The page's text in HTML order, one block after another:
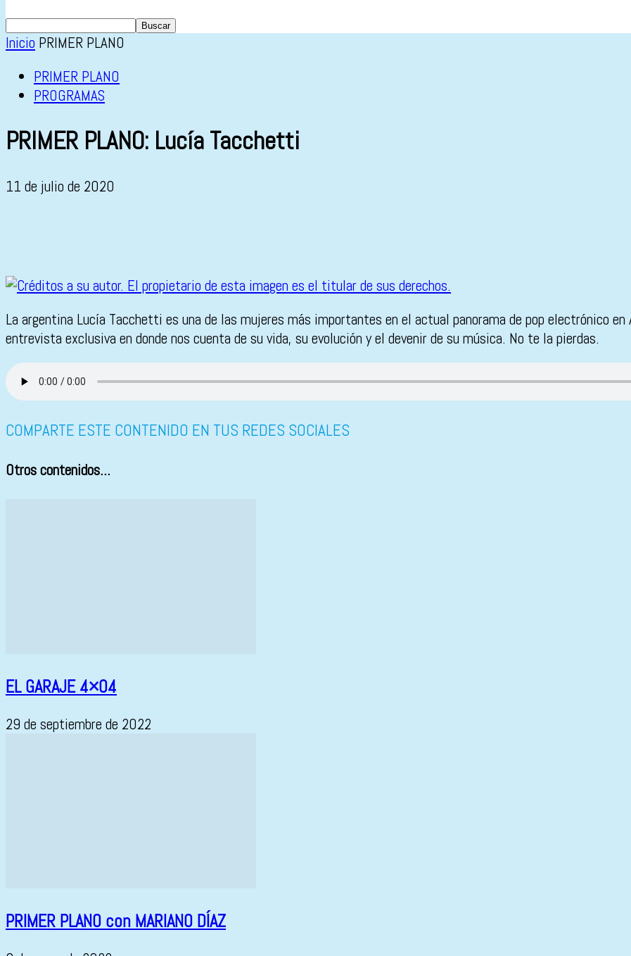
Inicio PRIMER PLANO
PRIMER PLANO
PROGRAMAS
PRIMER PLANO: Lucía Tacchetti
11 de julio de 2020
La argentina Lucía Tacchetti es una de las mujeres más importantes en el actual panorama de pop electrónico
entrevista exclusiva en donde nos cuenta de su vida, su evolución y el devenir de su música. No te la pierdas.
COMPARTE ESTE CONTENIDO EN TUS REDES SOCIALES
Otros contenidos...
EL GARAJE 4×04
29 de septiembre de 2022
PRIMER PLANO con MARIANO DÍAZ